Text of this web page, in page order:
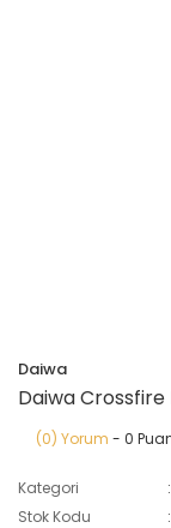
Daiwa
Daiwa Crossfire
(0) Yorum - 0
Kategori
Stok Kodu